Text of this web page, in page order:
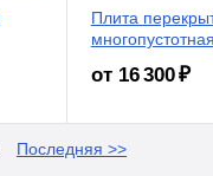
Плита
многопустотная
от 16 300 ₽
Последняя >>